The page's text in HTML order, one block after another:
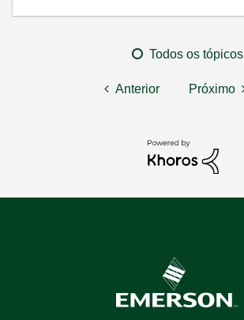
Todos os tópicos
Anterior Próximo